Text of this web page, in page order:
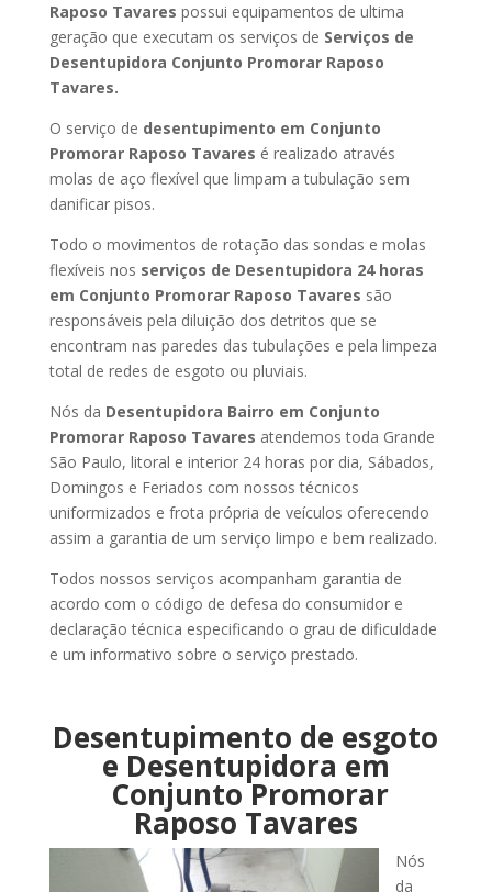
Raposo Tavares possui equipamentos de ultima
geração que executam os serviços de Serviços de
Desentupidora Conjunto Promorar Raposo
Tavares.
O serviço de desentupimento em Conjunto
Promorar Raposo Tavares é realizado através
molas de aço flexível que limpam a tubulação sem
danificar pisos.
Todo o movimentos de rotação das sondas e molas
flexíveis nos serviços de Desentupidora 24 horas
em Conjunto Promorar Raposo Tavares são
responsáveis pela diluição dos detritos que se
encontram nas paredes das tubulações e pela limpeza
total de redes de esgoto ou pluviais.
Nós da Desentupidora Bairro em Conjunto
Promorar Raposo Tavares atendemos toda Grande
São Paulo, litoral e interior 24 horas por dia, Sábados,
Domingos e Feriados com nossos técnicos
uniformizados e frota própria de veículos oferecendo
assim a garantia de um serviço limpo e bem realizado.
Todos nossos serviços acompanham garantia de
acordo com o código de defesa do consumidor e
declaração técnica especificando o grau de dificuldade
e um informativo sobre o serviço prestado.
Desentupimento de esgoto
e Desentupidora em
Conjunto Promorar
Raposo Tavares
Nós
da